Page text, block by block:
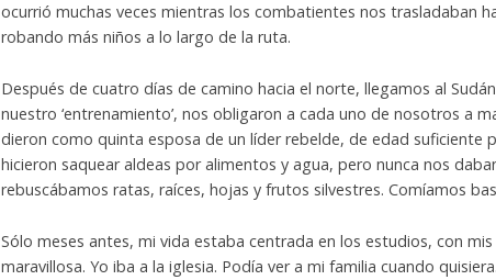
ocurrió muchas veces mientras los combatientes nos trasladaban
robando más niños a lo largo de la ruta.
Después de cuatro días de camino hacia el norte, llegamos al
nuestro ‘entrenamiento’, nos obligaron a cada uno de nosotros a
dieron como quinta esposa de un líder rebelde, de edad suficiente
hicieron saquear aldeas por alimentos y agua, pero nunca nos
rebuscábamos ratas, raíces, hojas y frutos silvestres. Comíamos
Sólo meses antes, mi vida estaba centrada en los estudios, con mis
maravillosa. Yo iba a la iglesia. Podía ver a mi familia cuando